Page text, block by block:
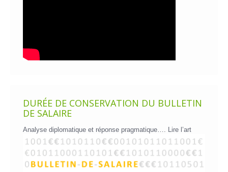
DURÉE DE CONSERVATION DU BULLETIN
DE SALAIRE
Analyse diplomatique et réponse pragmatique…. Lire l’art